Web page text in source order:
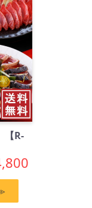
【R-